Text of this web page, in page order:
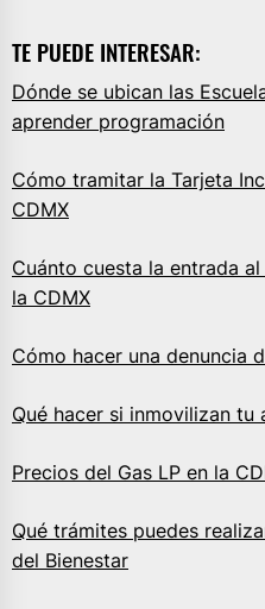
TE PUEDE INTERESAR:
Dónde se ubican las
aprender programación
Cómo tramitar la Tarjeta
CDMX
Cuánto cuesta la entrada
la CDMX
Cómo hacer una denuncia
Qué hacer si inmovilizan tu
Precios del Gas LP en la
Qué trámites puedes
del Bienestar